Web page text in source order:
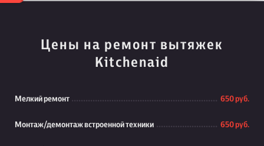
Цены на ремонт вытяжек
Kitchenaid
Мелкий ремонт 650 руб.
Монтаж/демонтаж встроенной техники 650 руб.